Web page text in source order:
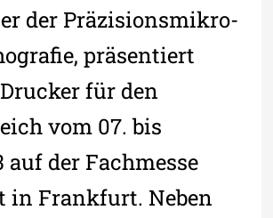
der Präzisionsmikro-
präsentiert
für den
vom 07. bis
auf der Fachmesse
in Frankfurt. Neben